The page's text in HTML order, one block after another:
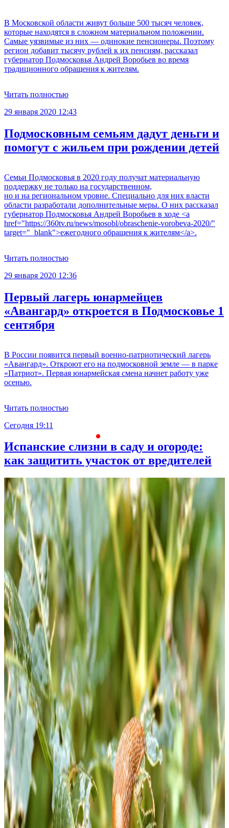
В Московской области живут больше 500 тысяч человек,
которые находятся в сложном материальном положении.
Самые уязвимые из них — одинокие пенсионеры. Поэтому
регион добавит тысячу рублей к их пенсиям, рассказал
губернатор Подмосковья Андрей Воробьев во время
традиционного обращения к жителям.
Читать полностью
29 января 2020 12:43
Подмосковным семьям дадут деньги и
помогут с жильем при рождении детей
Семьи Подмосковья в 2020 году получат материальную
поддержку не только на государственном,
но и на региональном уровне. Специально для них власти
области разработали дополнительные меры. О них рассказал
губернатор Подмосковья Андрей Воробьев в ходе <a
href="https://360tv.ru/news/mosobl/obraschenie-vorobeva-2020/"
target="_blank">ежегодного обращения к жителям</a>.
Читать полностью
29 января 2020 12:36
Первый лагерь юнармейцев
«Авангард» откроется в Подмосковье 1
сентября
В России появится первый военно-патриотический лагерь
«Авангард». Откроют его на подмосковной земле — в парке
«Патриот». Первая юнармейская смена начнет работу уже
осенью.
Читать полностью
Сегодня 19:11
Испанские слизни в саду и огороде:
как защитить участок от вредителей